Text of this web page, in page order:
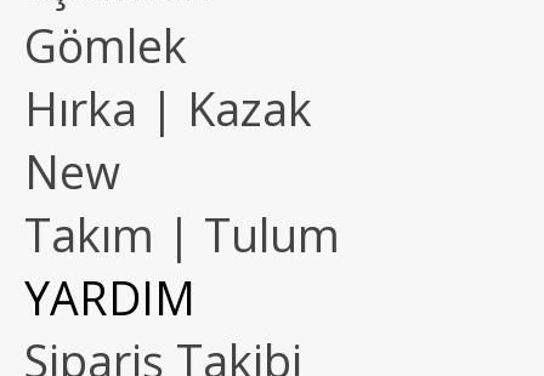
Gömlek
Hırka | Kazak
New
Takım | Tulum
YARDIM
Sipariş Takibi